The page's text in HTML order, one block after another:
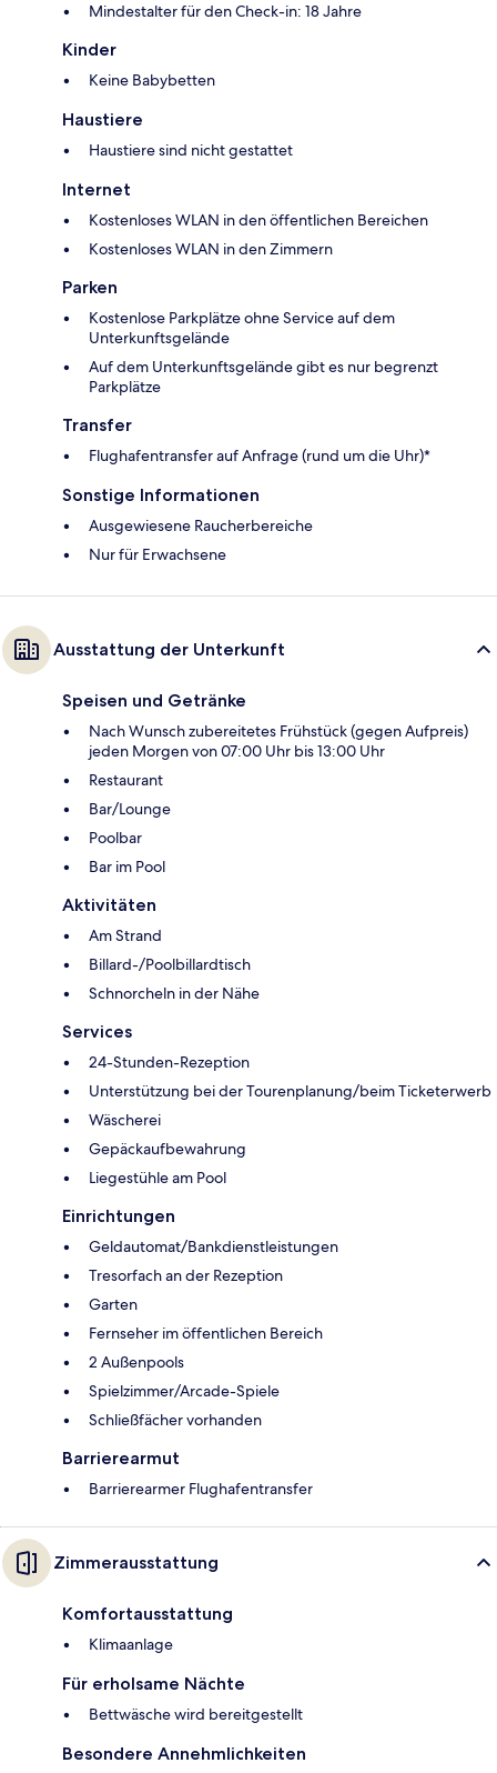
Mindestalter für den Check-in: 18 Jahre
Kinder
Keine Babybetten
Haustiere
Haustiere sind nicht gestattet
Internet
Kostenloses WLAN in den öffentlichen Bereichen
Kostenloses WLAN in den Zimmern
Parken
Kostenlose Parkplätze ohne Service auf dem
Unterkunftsgelände
Auf dem Unterkunftsgelände gibt es nur begrenzt
Parkplätze
Transfer
Flughafentransfer auf Anfrage (rund um die Uhr)*
Sonstige Informationen
Ausgewiesene Raucherbereiche
Nur für Erwachsene
Ausstattung der Unterkunft
Speisen und Getränke
Nach Wunsch zubereitetes Frühstück (gegen Aufpreis)
jeden Morgen von 07:00 Uhr bis 13:00 Uhr
Restaurant
Bar/Lounge
Poolbar
Bar im Pool
Aktivitäten
Am Strand
Billard-/Poolbillardtisch
Schnorcheln in der Nähe
Services
24-Stunden-Rezeption
Unterstützung bei der Tourenplanung/beim Ticketerwerb
Wäscherei
Gepäckaufbewahrung
Liegestühle am Pool
Einrichtungen
Geldautomat/Bankdienstleistungen
Tresorfach an der Rezeption
Garten
Fernseher im öffentlichen Bereich
2 Außenpools
Spielzimmer/Arcade-Spiele
Schließfächer vorhanden
Barrierearmut
Barrierearmer Flughafentransfer
Zimmerausstattung
Komfortausstattung
Klimaanlage
Für erholsame Nächte
Bettwäsche wird bereitgestellt
Besondere Annehmlichkeiten